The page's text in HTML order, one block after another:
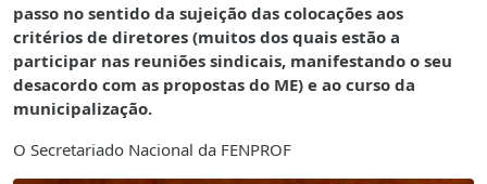
passo no sentido da sujeição das colocações aos
critérios de diretores (muitos dos quais estão a
participar nas reuniões sindicais, manifestando o seu
desacordo com as propostas do ME) e ao curso da
municipalização.
O Secretariado Nacional da FENPROF